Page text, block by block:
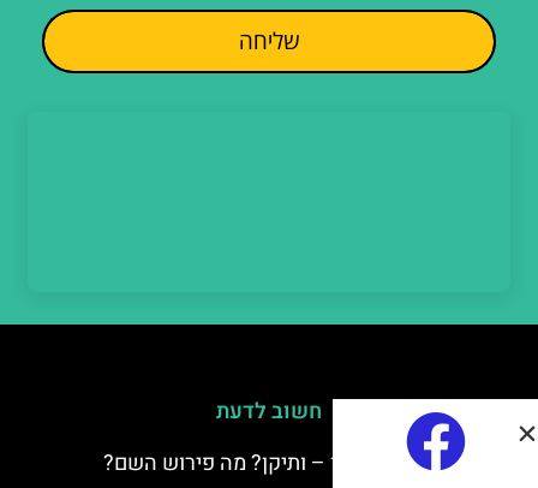
שליחה
חשוב לדעת
למה קוראים לוותיקן – ותיקן? מה פירוש השם?